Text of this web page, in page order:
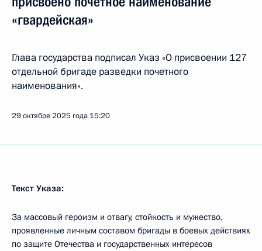
«гвардейская»
Глава государства подписал Указ «О присвоении 127
отдельной бригаде разведки почетного
наименования».
29 октября 2025 года 15:20
Текст Указа:
За массовый героизм и отвагу, стойкость и мужество,
проявленные личным составом бригады в боевых действиях
по защите Отечества и государственных интересов